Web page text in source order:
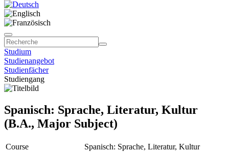
Studium
Studienangebot
Studienfächer
Studiengang
Spanisch: Sprache, Literatur, Kultur
(B.A., Major Subject)
Course
Spanisch: Sprache, Literatur, Kultur